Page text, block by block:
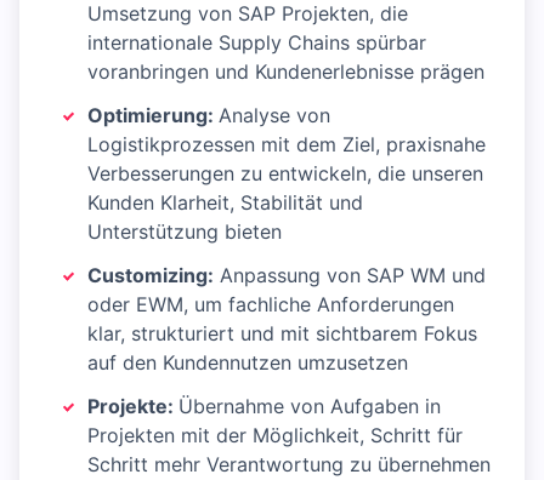
Umsetzung von SAP Projekten, die
internationale Supply Chains spürbar
voranbringen und Kundenerlebnisse prägen
Optimierung: Analyse von
Logistikprozessen mit dem Ziel, praxisnahe
Verbesserungen zu entwickeln, die unseren
Kunden Klarheit, Stabilität und
Unterstützung bieten
Customizing: Anpassung von SAP WM und
oder EWM, um fachliche Anforderungen
klar, strukturiert und mit sichtbarem Fokus
auf den Kundennutzen umzusetzen
Projekte: Übernahme von Aufgaben in
Projekten mit der Möglichkeit, Schritt für
Schritt mehr Verantwortung zu übernehmen